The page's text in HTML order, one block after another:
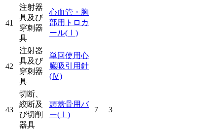
41
注射器
具及び
穿刺器
具
心血管・胸
部用トロカ
ール(Ⅰ)
42
注射器
具及び
穿刺器
具
単回使用心
臓吸引用針
(Ⅳ)
43
切断、
絞断及
び切削
器具
頭蓋骨用バ
ー(Ⅰ)
7 3